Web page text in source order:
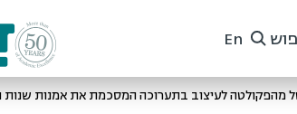
En
לעיצוב בתערוכה המסכמת את אמנות שנות ה-80 בישראל